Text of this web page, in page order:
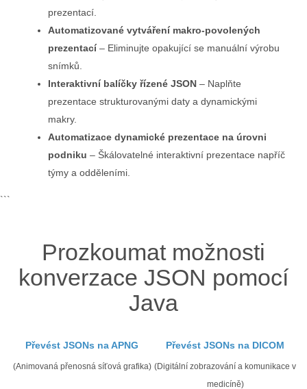
prezentací.
Automatizované vytváření makro-povolených
prezentací– Eliminujte opakující se manuální výrobu
snímků.
Interaktivní balíčky řízené JSON – Naplňte
prezentace strukturovanými daty a dynamickými
makry.
Automatizace dynamické prezentace na úrovni
podniku – Škálovatelné interaktivní prezentace napříč
týmy a odděleními.
```
Prozkoumat možnosti
konverzace JSON pomocí
Java
Převést JSONs na APNG
(Animovaná přenosná síťová grafika)
Převést JSONs na DICOM
(Digitální zobrazování a komunikace v
medicíně)